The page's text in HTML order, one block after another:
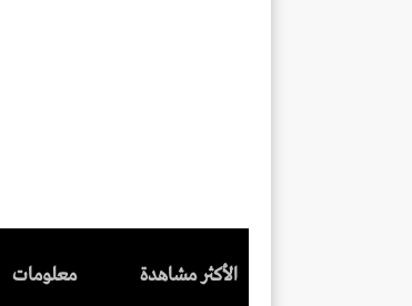
الأكثر مشاهدة معلومات